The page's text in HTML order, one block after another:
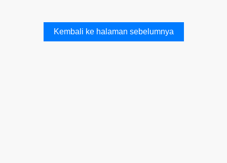
Kembali ke halaman sebelumnya